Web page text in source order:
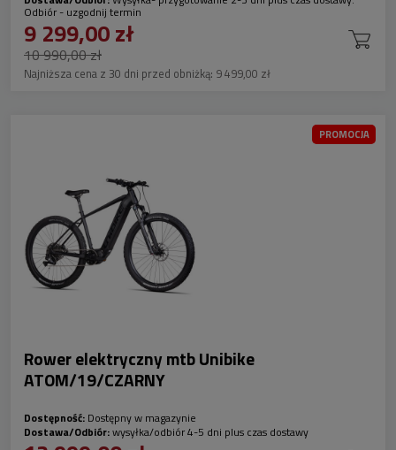
Odbiór - uzgodnij termin
9 299,00 zł
10 990,00 zł
Najniższa cena z 30 dni przed obniżką: 9 499,00 zł
Rower elektryczny mtb Unibike
ATOM/19/CZARNY
Dostępność: Dostępny w magazynie
Dostawa/Odbiór:wysyłka/odbiór 4-5 dni plus czas dostawy
PROMOCJA